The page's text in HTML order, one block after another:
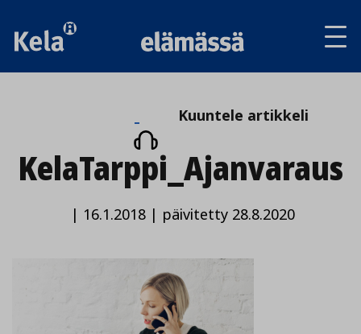
Kuuntele
artikkeli
Kuuntele artikkeli
KelaTarppi_Ajanvaraus
| 16.1.2018| päivitetty 28.8.2020